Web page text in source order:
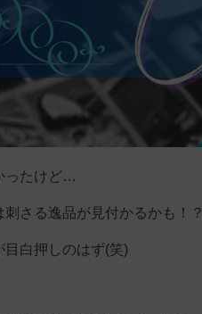
ったけど…
刺さる逸品が見付かるかも！？
白押しのはず(笑)‬